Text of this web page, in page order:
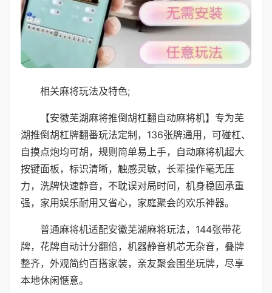
相关麻将玩法及特色;
【安徽芜湖麻将推倒胡杠翻自动麻将机】专为芜
湖推倒胡杠牌翻番玩法定制，136张牌通用，可碰杠、
自摸点炮均可胡，规则简单易上手，自动麻将机超大
按键面板，标识清晰，触感灵敏，长辈操作毫无压
力，洗牌快速静音，不耽误对局时间，机身稳固承重
强，家用娱乐耐用又省心，家庭聚会的欢乐神器。
普通麻将机适配安徽芜湖麻将玩法，144张带花
牌，花牌自动计分翻倍，机器静音机芯无杂音，叠牌
整齐，外观简约百搭家装，亲友聚会围坐玩牌，尽享
本地休闲惬意。